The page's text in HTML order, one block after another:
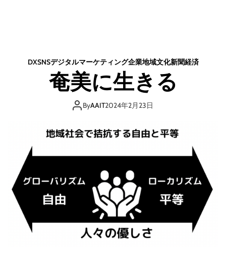
DXSNSデジタルマーケティング企業地域文化新聞経済
奄美に生きる
ByAAIT2024年2月23日